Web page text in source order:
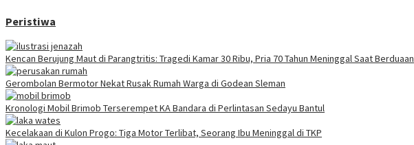
Peristiwa
Kencan Berujung Maut di Parangtritis: Tragedi Kamar 30 Ribu, Pria 70 Tahun Meninggal Saat Berduaan
Gerombolan Bermotor Nekat Rusak Rumah Warga di Godean Sleman
Kronologi Mobil Brimob Terserempet KA Bandara di Perlintasan Sedayu Bantul
Kecelakaan di Kulon Progo: Tiga Motor Terlibat, Seorang Ibu Meninggal di TKP